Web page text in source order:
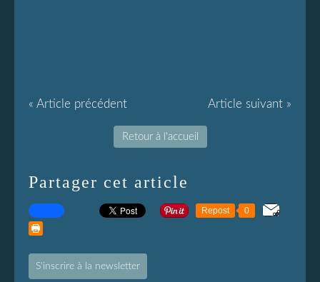
« Article précédent Article suivant »
Retour à l'accueil
Partager cet article
Repost 0
S'inscrire à la newsletter